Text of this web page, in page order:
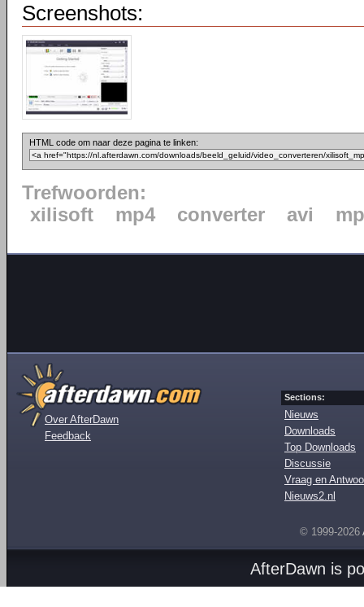
Screenshots:
HTML code om naar deze pagina te linken:
Trefwoorden:
xilisoft
mp4 converter avi
Over AfterDawn
Feedback
Sections:
Nieuws
Downloads
Top Downloads
Discussie
Vraag en
Nieuws2.nl
© 1999-2026
AfterDawn is